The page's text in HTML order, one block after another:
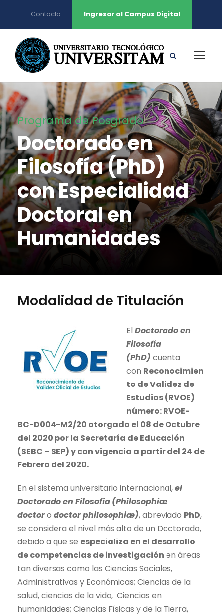
Contacto Ingresar al Campus Digital
Programa de Posgrado
Doctorado en
Filosofía (PhD)
con Especialidad
Doctoral en
Humanidades
Modalidad de Titulación
El Doctorado en
Filosofía
(PhD) cuenta
con Reconocimien
to de Validez de
Estudios (RVOE)
número:RVOE-
BC-D004-M2/20 otorgado el 08 de Octubre
del 2020 por la Secretaría de Educación
(SEBC – SEP) y con vigencia a partir del 24 de
Febrero del 2020.
En el sistema universitario internacional,el
Doctorado en Filosofía (Philosophiæ
doctoro doctor philosophiæ), abreviado PhD,
se considera el nivel más alto de un Doctorado,
debido a que se especializa en el desarrollo
de competencias de investigación en áreas
tan diversas como las Ciencias Sociales,
Administrativas y Económicas; Ciencias de la
salud, ciencias de la vida, Ciencias en
humanidades; Ciencias Físicas y de la Tierra,